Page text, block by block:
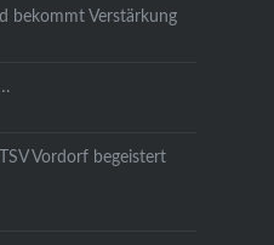
bekommt Verstärkung
Vordorf begeistert